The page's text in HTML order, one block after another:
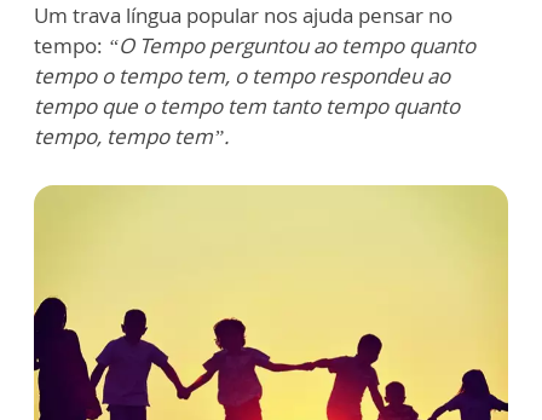
Um trava língua popular nos ajuda pensar no
tempo: “O Tempo perguntou ao tempo quanto
tempo o tempo tem, o tempo respondeu ao
tempo que o tempo tem tanto tempo quanto
tempo, tempo tem”.